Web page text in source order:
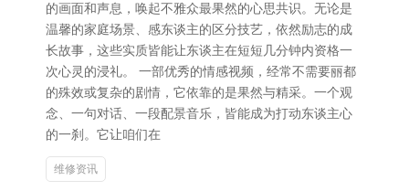
的画面和声息，唤起不雅众最果然的心思共识。无论是
温馨的家庭场景、感东谈主的区分技艺，依然励志的成
长故事，这些实质皆能让东谈主在短短几分钟内资格一
次心灵的浸礼。 一部优秀的情感视频，经常不需要丽都
的殊效或复杂的剧情，它依靠的是果然与精采。一个观
念、一句对话、一段配景音乐，皆能成为打动东谈主心
的一刹。它让咱们在
维修资讯